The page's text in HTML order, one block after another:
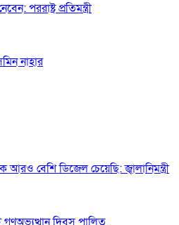
পররাষ্ট্র প্রতিমন্ত্রী
নাহার
বেশি ডিজেল চেয়েছি: জ্বালানিমন্ত্রী